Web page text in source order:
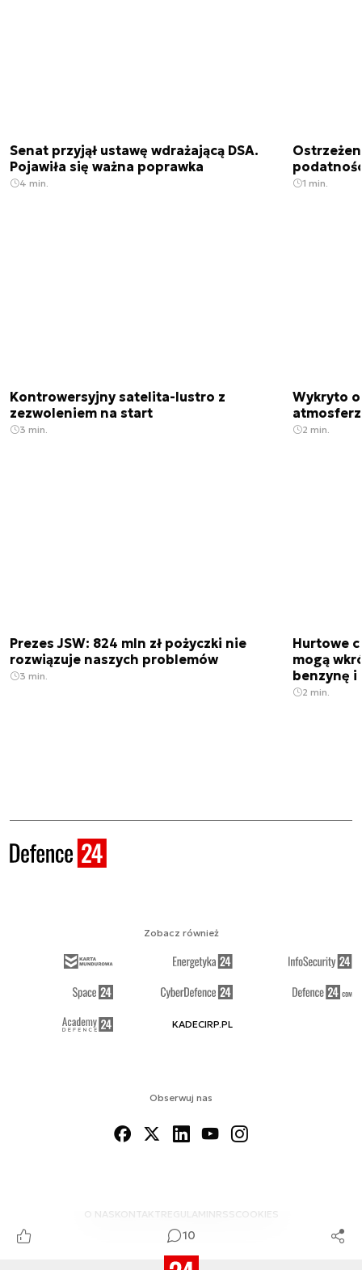
10
Senat przyjął ustawę wdrażającą DSA.
Pojawiła się ważna poprawka
4 min. 1 min.
Kontrowersyjny satelita-lustro z
zezwoleniem na start
3 min.
Wykryto
2 min.
Prezes JSW: 824 mln zł pożyczki nie
rozwiązuje naszych problemów
3 min.
Hurtowe
mogą
benzynę i
2 min.
Obserwuj nas
O NAS KONTAKTREGULAMINRSS COOKIES
Zobacz również
KADECIRP.PL